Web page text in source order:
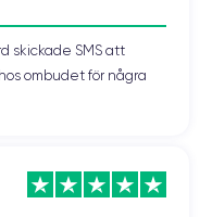
skickade SMS att
ombudet för några